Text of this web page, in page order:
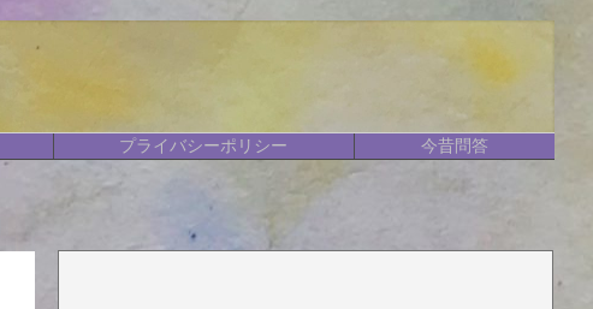
プライバシーポリシー 今昔問答